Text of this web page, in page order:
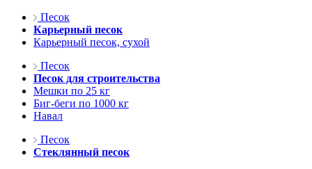
Песок
Карьерный песок
Карьерный песок, сухой
Песок
Песок для строительства
Мешки по 25 кг
Биг-беги по 1000 кг
Навал
Песок
Стеклянный песок